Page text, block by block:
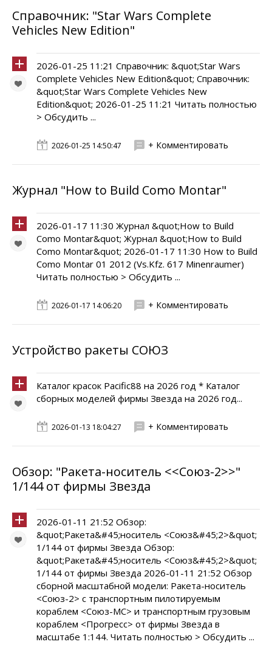
Справочник: "Star Wars Complete
Vehicles New Edition"
2026-01-25 11:21 Справочник: &quot;Star Wars
Complete Vehicles New Edition&quot; Справочник:
&quot;Star Wars Complete Vehicles New
Edition&quot; 2026-01-25 11:21 Читать полностью
> Обсудить ...
2026-01-25 14:50:47 + Комментировать
Журнал "How to Build Como Montar"
2026-01-17 11:30 Журнал &quot;How to Build
Como Montar&quot; Журнал &quot;How to Build
Como Montar&quot; 2026-01-17 11:30 How to Build
Como Montar 01 2012 (Vs.Kfz. 617 Minenraumer)
Читать полностью > Обсудить ...
2026-01-17 14:06:20 + Комментировать
Устройство ракеты СОЮЗ
Каталог красок Pacific88 на 2026 год * Каталог
сборных моделей фирмы Звезда на 2026 год...
2026-01-13 18:04:27 + Комментировать
Обзор: "Ракета-носитель <<Союз-2>>"
1/144 от фирмы Звезда
2026-01-11 21:52 Обзор:
&quot;Ракета&#45;носитель <Союз&#45;2>&quot;
1/144 от фирмы Звезда Обзор:
&quot;Ракета&#45;носитель <Союз&#45;2>&quot;
1/144 от фирмы Звезда 2026-01-11 21:52 Обзор
сборной масштабной модели: Ракета-носитель
<Союз-2> с транспортным пилотируемым
кораблем <Союз-МС> и транспортным грузовым
кораблем <Прогресс> от фирмы Звезда в
масштабе 1:144. Читать полностью > Обсудить ...